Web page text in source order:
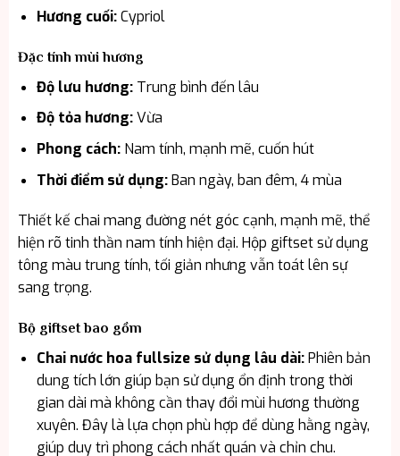
Hương cuối:Cypriol
Đặc tính mùi hương
Độ lưu hương:Trung bình đến lâu
Độ tỏa hương:Vừa
Phong cách:Nam tính, mạnh mẽ, cuốn hút
Thời điểm sử dụng:Ban ngày, ban đêm, 4 mùa
Thiết kế chai mang đường nét góc cạnh, mạnh mẽ, thể
hiện rõ tinh thần nam tính hiện đại. Hộp giftset sử dụng
tông màu trung tính, tối giản nhưng vẫn toát lên sự
sang trọng.
Bộ giftset bao gồm
Chai nước hoa fullsize sử dụng lâu dài:Phiên bản
dung tích lớn giúp bạn sử dụng ổn định trong thời
gian dài mà không cần thay đổi mùi hương thường
xuyên. Đây là lựa chọn phù hợp để dùng hằng ngày,
giúp duy trì phong cách nhất quán và chỉn chu.